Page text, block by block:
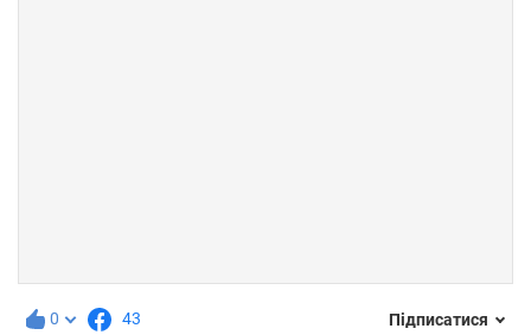
0 43 Підписатися